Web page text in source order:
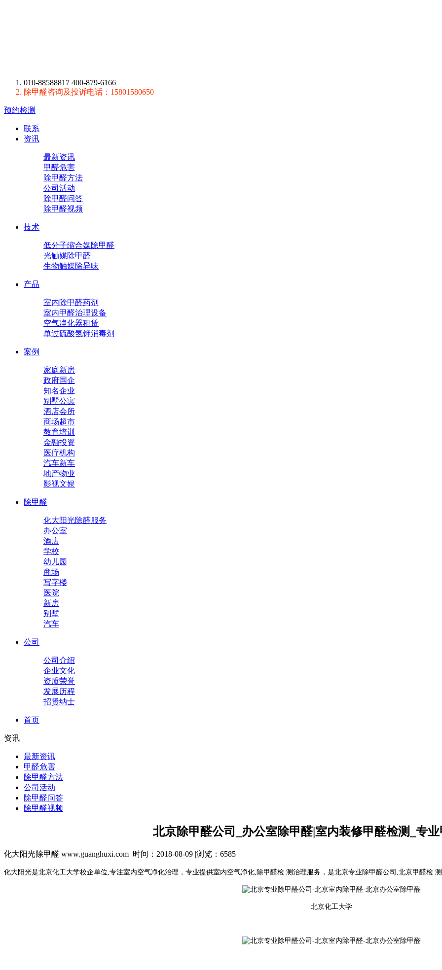
010-88588817 400-879-6166
除甲醛咨询及投诉电话：15801580650
预约检测
联系
资讯
最新资讯
甲醛危害
除甲醛方法
公司活动
除甲醛问答
除甲醛视频
技术
低分子缩合媒除甲醛
光触媒除甲醛
生物触媒除异味
产品
室内除甲醛药剂
室内甲醛治理设备
空气净化器租赁
单过硫酸氢钾消毒剂
案例
家庭新房
政府国企
知名企业
别墅公寓
酒店会所
商场超市
教育培训
金融投资
医疗机构
汽车新车
地产物业
影视文娱
除甲醛
化大阳光除醛服务
办公室
酒店
学校
幼儿园
商场
写字楼
医院
新房
别墅
汽车
公司
公司介绍
企业文化
资质荣誉
发展历程
招贤纳士
首页
资讯
最新资讯
甲醛危害
除甲醛方法
公司活动
除甲醛问答
除甲醛视频
北京除甲醛公司_办公室除甲醛|室内装修甲醛检测_专
化大阳光除甲醛 www.guanghuxi.com 时间：2018-08-09 |浏览：6585
化大阳光是北京化工大学校企单位, 专注室内空气净化治理， 专业提供室内空气净化,除甲醛检 测治理服务，是北京专业除甲醛公司 北京甲醛检
北京化工大学